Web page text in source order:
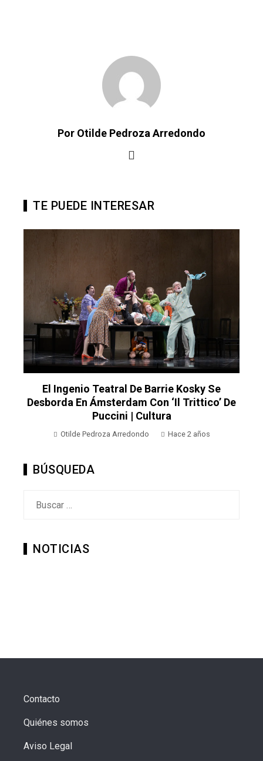
Por Otilde Pedroza Arredondo
TE PUEDE INTERESAR
El Ingenio Teatral De Barrie Kosky Se
Desborda En Ámsterdam Con ‘Il Trittico’ De
Puccini | Cultura
Otilde Pedroza Arredondo Hace 2 años
BÚSQUEDA
NOTICIAS
Contacto
Quiénes somos
Aviso Legal